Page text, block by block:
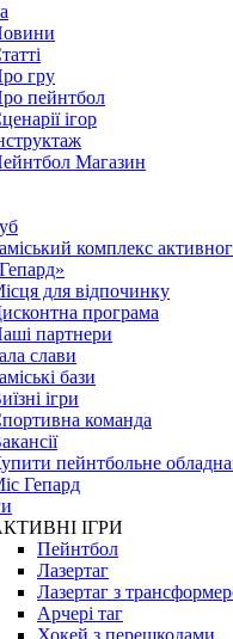
гру
пейнтбол
ігор
Магазин
комплекс
для відпочинку
програма
партнери
слави
бази
ігри
команда
пейнтбольне
Гепард
ІГРИ
Пейнтбол
Лазертаг
Лазертаг з
Арчері таг
Хокей з перешкодами